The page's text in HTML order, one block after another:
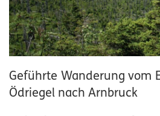
Geführte Wanderung vom
Ödriegel nach Arnbruck